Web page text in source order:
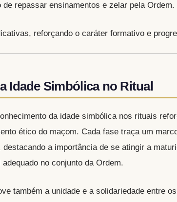
de repassar ensinamentos e zelar pela Ordem.​
reforçando o caráter formativo e
Idade Simbólica no Ritual
da idade simbólica nos rituais
ético do maçom. Cada fase traça um
a importância de se atingir a
no conjunto da Ordem.
também a unidade e a solidariedade entre